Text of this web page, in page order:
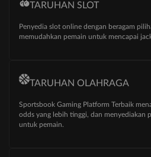
TARUHAN SLOT
Penyedia slot online dengan beragam
memudahkan pemain untuk mencapai
TARUHAN OLAHRAGA
Sportsbook Gaming Platform Terbaik
odds yang lebih tinggi, dan menyediakan
untuk pemain.